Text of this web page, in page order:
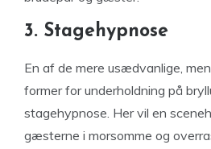
3. Stagehypnose
En af de mere usædvanlige,
former for underholdning på
stagehypnose. Her vil en
gæsterne i morsomme og